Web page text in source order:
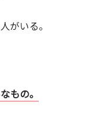
がいる。
もの。